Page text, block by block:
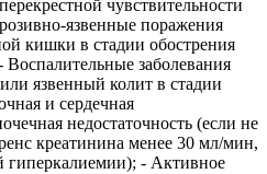
чувствительности
язвенные поражения
кишки в стадии обострения
заболевания
язвенный колит в стадии
и сердечная
недостаточность (если не
креатинина менее 30 мл/мин,
гиперкалиемии); - Активное